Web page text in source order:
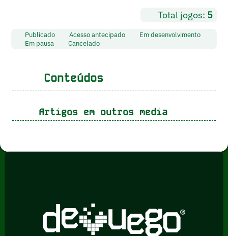
Total jogos: 5
Publicado Acesso antecipado
Em desenvolvimento
Em pausa
Cancelado
Conteúdos
Artigos em outros media